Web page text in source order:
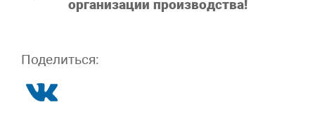
организации производства!
Поделиться: